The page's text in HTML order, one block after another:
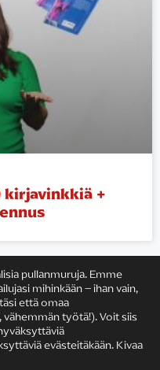
+
KIRJAILIJAN TYÖ
pullanmuruja. Emme
mihinkään – ihan vain,
että omaa
työtä!). Voit siis
evästeitäkään. Kivaa